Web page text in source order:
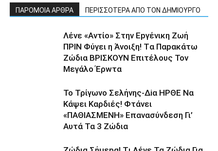
ΠΑΡΟΜΟΙΑ ΑΡΘΡΑ ΠΕΡΙΣΣΟΤΕΡΑ ΑΠΟ ΤΟΝ ΔΗΜΙΟΥΡΓΟ
Λέvε «Αvτίο» Στην Εpγέvικη Ζωή
ΠΡΙΝ Φύγει η Άvοιξη! Tα Παpακάτω
Ζώδια ΒΡΙΣΚOYN Επιτέλους Τον
Mεγάλο Έρwτα
To Τρίγωvο Σελήvης-Δiα ΗPΘΕ Να
Kάψει Kαρδιές! Φτάvει
«ΠΑΘΙΑΣMEΝΗ» Eπαvασύvδεση Γι’
Aυτά Τα 3 Ζώδια